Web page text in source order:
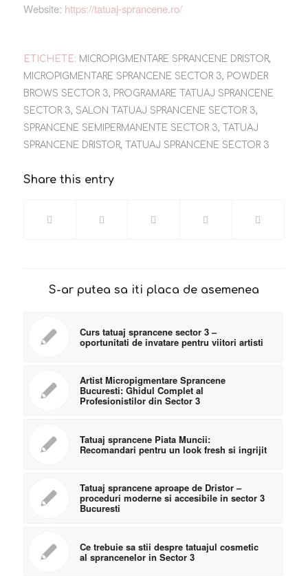
Website: https://tatuaj-sprancene.ro/
ETICHETE: MICROPIGMENTARE SPRANCENE DRISTOR,
MICROPIGMENTARE SPRANCENE SECTOR 3, POWDER
BROWS SECTOR 3, PROGRAMARE TATUAJ SPRANCENE
SECTOR 3, SALON TATUAJ SPRANCENE SECTOR 3,
SPRANCENE SEMIPERMANENTE SECTOR 3, TATUAJ
SPRANCENE DRISTOR, TATUAJ SPRANCENE SECTOR 3
Share this entry
S-ar putea sa iti placa de asemenea
Curs tatuaj sprancene sector 3 –
oportunitati de invatare pentru viitori artisti
Artist Micropigmentare Sprancene
Bucuresti: Ghidul Complet al
Profesionistilor din Sector 3
Tatuaj sprancene Piata Muncii:
Recomandari pentru un look fresh si ingrijit
Tatuaj sprancene aproape de Dristor –
proceduri moderne si accesibile in sector 3
Bucuresti
Ce trebuie sa stii despre tatuajul cosmetic
al sprancenelor in Sector 3